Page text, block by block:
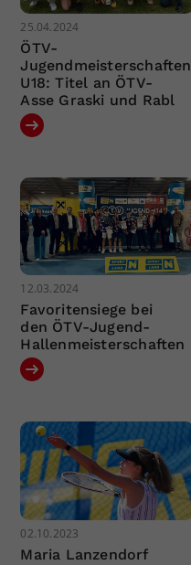
25.04.2024
ÖTV-
Jugendmeisterschaften
U18: Titel an ÖTV-
Asse Graski und Rabl
12.03.2024
Favoritensiege bei
den ÖTV-Jugend-
Hallenmeisterschaften
02.10.2023
Maria Lanzendorf